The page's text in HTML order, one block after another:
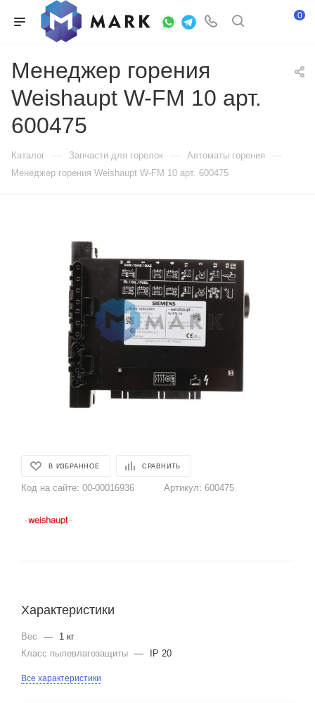
0
Менеджер горения
Weishaupt W-FM 10 арт.
600475
Каталог — Запчасти для горелок — Автоматы горения —
Менеджер горения Weishaupt W-FM 10 арт. 600475
В ИЗБРАННОЕ СРАВНИТЬ
Код на сайте: 00-00016936 Артикул: 600475
Характеристики
Вес —
1 кг
Класс пылевлагозащиты — IP 20
Все характеристики